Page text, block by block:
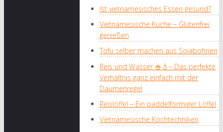
Ist vietnamesisches Essen gesund?
Vietnamesische Küche – Glutenfrei
genießen
Tofu selber machen aus Sojabohnen
Reis und Wasser 🍚💧– Das perfekte
Verhältnis ganz einfach mit der
Daumenregel
Reislöffel – Ein paddelförmiger Löffel
Vietnamesische Kochtechniken